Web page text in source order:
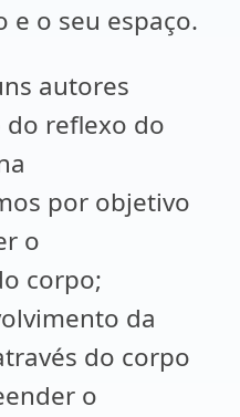
e o seu espaço.
autores
reflexo do
por objetivo
o
corpo;
da
do corpo
o